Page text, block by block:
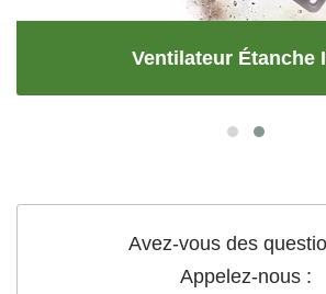
Ventilateur Étanche
Avez-vous des
Appelez-nous :